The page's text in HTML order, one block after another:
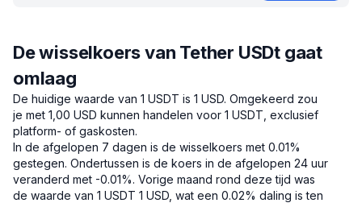
De wisselkoers van Tether USDt gaat
omlaag
De huidige waarde van 1 USDT is 1 USD. Omgekeerd zou
je met 1,00 USD kunnen handelen voor 1 USDT, exclusief
platform- of gaskosten.
In de afgelopen 7 dagen is de wisselkoers met 0.01%
gestegen. Ondertussen is de koers in de afgelopen 24 uur
veranderd met -0.01%. Vorige maand rond deze tijd was
de waarde van 1 USDT 1 USD, wat een 0.02% daling is ten